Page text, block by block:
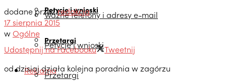
Petycje i wnioski
Przetargi
Reklama
Ważne telefony i adresy e-mail
Petycje i wnioski
Przetargi
dodane przezredakcja
17 sierpnia 2015
wOgólne
Udostępnij na Facebooku
Tweetnij
od dzisiaj działa kolejna poradnia w zagórzu